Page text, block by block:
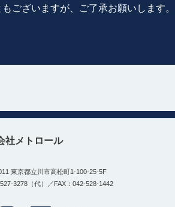
ございますが、ご了承お願いします。
社メトロール
東京都立川市高松町1-100-25-5F
3278（代）／FAX：042-528-1442